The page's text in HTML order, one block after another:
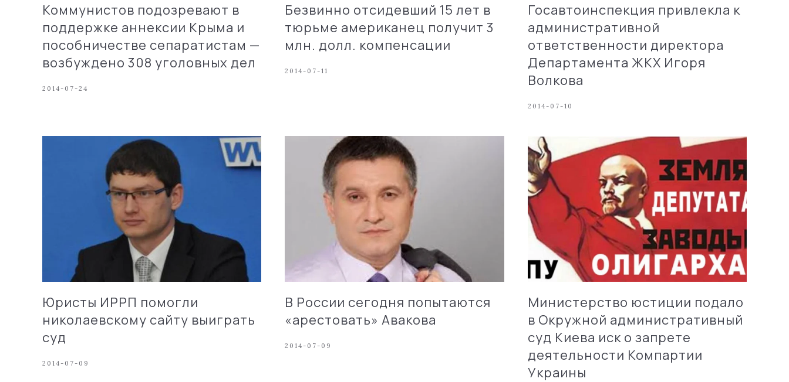
Коммунистов подозревают в
поддержке аннексии Крыма и
пособничестве сепаратистам —
возбуждено 308 уголовных дел
2014-07-24
Безвинно отсидевший 15 лет в
тюрьме американец получит 3
млн. долл. компенсации
2014-07-11
Госавтоинспекция привлекла к
административной
ответственности директора
Департамента ЖКХ Игоря
Волкова
2014-07-10
Юристы ИРРП помогли
николаевскому сайту выиграть
суд
2014-07-09
В России сегодня попытаются
«арестовать» Авакова
2014-07-09
Министерство юстиции подало
в Окружной административный
суд Киева иск о запрете
деятельности Компартии
Украины